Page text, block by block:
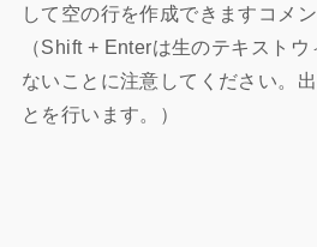
して空の行を作成できますコメ
（Shift + Enterは生のテキスト
ないことに注意してください。
とを行います。）